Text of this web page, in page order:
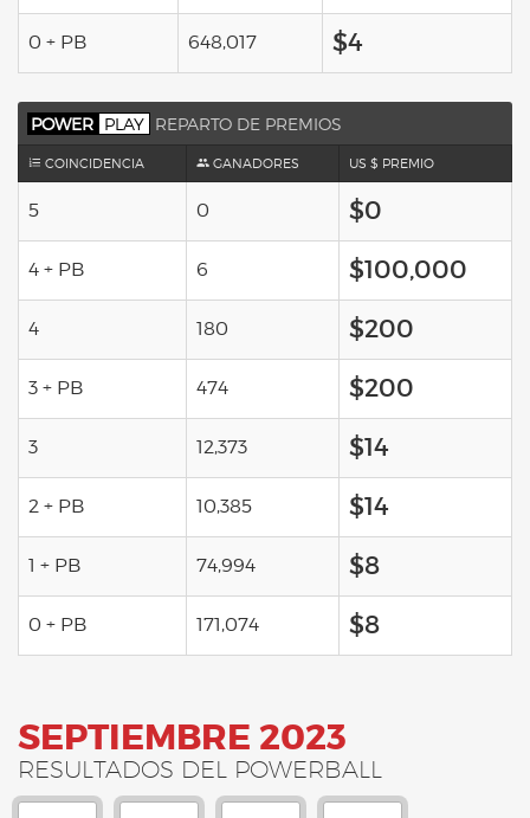
0 + PB 648,017 $4
POWER PLAY REPARTO DE PREMIOS
COINCIDENCIA GANADORES US $ PREMIO
5 0 $0
4 + PB 6 $100,000
4 180 $200
3 + PB 474 $200
3 12,373 $14
2 + PB 10,385 $14
1 + PB 74,994 $8
0 + PB 171,074 $8
SEPTIEMBRE 2023
RESULTADOS DEL POWERBALL